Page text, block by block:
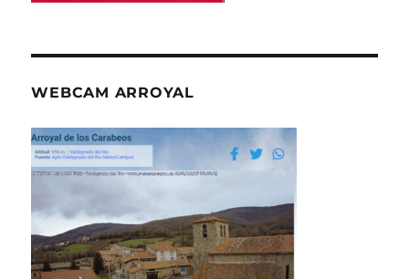
WEBCAM ARROYAL